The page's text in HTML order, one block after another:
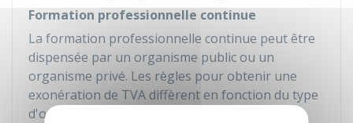
Formation professionnelle continue
La formation professionnelle continue peut être
dispensée par un organisme public ou un
organisme privé. Les règles pour obtenir une
exonération de TVA diffèrent en fonction du type
d'organisme qui délivre les formations :